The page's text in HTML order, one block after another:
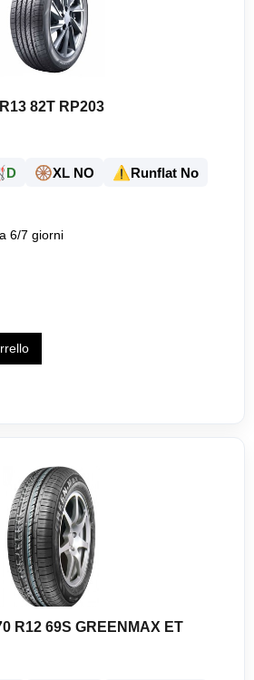
82T RP203
D 🛞XL NO ⚠️Runflat No
6/7 giorni
R12 69S GREENMAX ET